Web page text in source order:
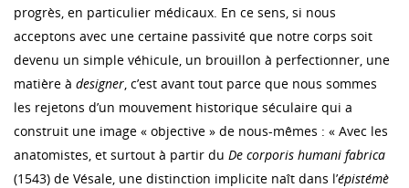
progrès, en particulier médicaux. En ce sens, si nous
acceptons avec une certaine passivité que notre corps soit
devenu un simple véhicule, un brouillon à perfectionner, une
matière à designer, c’est avant tout parce que nous sommes
les rejetons d’un mouvement historique séculaire qui a
construit une image « objective » de nous-mêmes : « Avec les
anatomistes, et surtout à partir du De corporis humani fabrica
(1543) de Vésale, une distinction implicite naît dans l’épistémè